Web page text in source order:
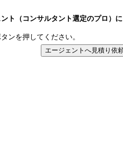
ト（コンサルタント選定のプロ）に
ンを押してください。